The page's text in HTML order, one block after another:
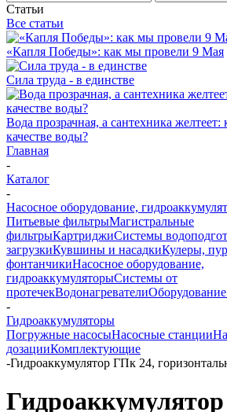
Статьи
Все статьи
«Капля Победы»: как мы провели 9 Мая
Сила труда - в единстве
Вода прозрачная, а сантехника желтеет:
качестве воды?
Главная
-
Каталог
-
Насосное оборудование,
Питьевые фильтрыМагистральные
фильтрыКартриджиСистемы
загрузкиКувшины и насадкиКулеры,
фонтанчикиНасосное оборудование,
гидроаккумуляторыСистемы от
протечекВодонагреватели
-
Гидроаккумуляторы
Погружные насосыНасосные станции
дозацииКомплектующие
-Гидроаккумулятор ГПк 24,